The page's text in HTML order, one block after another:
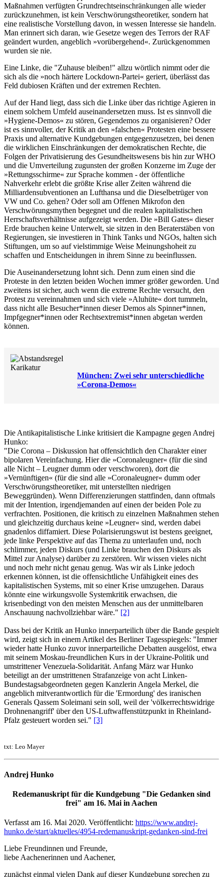
Maßnahmen verfügten Grundrechtseinschränkungen alle wieder
zurückzunehmen, ist kein Verschwörungstheoretiker, sondern hat
eine realistische Vorstellung davon, in wessen Interesse sie handeln.
Man erinnert sich daran, wie Gesetze wegen des Terrors der RAF
geändert wurden, angeblich »vorübergehend«. Zurückgenommen
wurden sie nie.
Eine Linke, die "Zuhause bleiben!" allzu wörtlich nimmt oder die
sich als die »noch härtere Lockdown-Partei« geriert, überlässt das
Feld dubiosen Kräften und der extremen Rechten.
Auf der Hand liegt, dass sich die Linke über das richtige Agieren in
einem solchem Umfeld auseinandersetzen muss. Ist es sinnvoll die
»Hygiene-Demos« zu stören, Gegendemos zu organisieren? Oder
ist es sinnvoller, der Kritik an den »falschen« Protesten eine bessere
Praxis und alternative Kundgebungen entgegenzusetzen, bei denen
die wirklichen Einschränkungen der demokratischen Rechte, die
Folgen der Privatisierung des Gesundheitswesens bis hin zur WHO
und die Umverteilung zugunsten der großen Konzerne im Zuge der
»Rettungsschirme« zur Sprache kommen - der öffentliche
Nahverkehr erlebt die größte Krise aller Zeiten während die
Milliardensubventionen an Lufthansa und die Dieselbetrüger von
VW und Co. gehen? Oder soll am Offenen Mikrofon den
Verschwörungsmythen begegnet und die realen kapitalistischen
Herrschaftsverhältnisse aufgezeigt werden. Die »Bill Gates« dieser
Erde brauchen keine Unterwelt, sie sitzen in den Beraterstäben von
Regierungen, sie investieren in Think Tanks und NGOs, halten sich
Stiftungen, um so auf vielstimmige Weise Meinungshoheit zu
schaffen und Entscheidungen in ihrem Sinne zu beeinflussen.
Die Auseinandersetzung lohnt sich. Denn zum einen sind die
Proteste in den letzten beiden Wochen immer größer geworden. Und
zweitens ist sicher, auch wenn die extreme Rechte versucht, den
Protest zu vereinnahmen und sich viele »Aluhüte« dort tummeln,
dass nicht alle Besucher*innen dieser Demos als Spinner*innen,
Impfgegner*innen oder Rechtsextremist*innen abgetan werden
können.
München: Zwei sehr unterschiedliche
»Corona-Demos«
Die Antikapitalistische Linke kritisiert die Kampagne gegen Andrej
Hunko:
"Die Corona – Diskussion hat offensichtlich den Charakter einer
bipolaren Vereinfachung. Hier die »Coronaleugner« (für die sind
alle Nicht – Leugner dumm oder verschworen), dort die
»Vernünftigen« (für die sind alle »Coronaleugner« dumm oder
Verschwörungstheoretiker, mit unterstellten niedrigen
Beweggründen). Wenn Differenzierungen stattfinden, dann oftmals
mit der Intention, irgendjemanden auf einen der beiden Pole zu
verfrachten. Positionen, die kritisch zu einzelnen Maßnahmen stehen
und gleichzeitig durchaus keine »Leugner« sind, werden dabei
gnadenlos diffamiert. Diese Polarisierungswut ist bestens geeignet,
jede linke Perspektive auf das Thema zu unterlaufen und, noch
schlimmer, jeden Diskurs (und Linke brauchen den Diskurs als
Mittel zur Analyse) darüber zu zerstören. Wir wissen vieles nicht
und noch mehr nicht genau genug. Was wir als Linke jedoch
erkennen können, ist die offensichtliche Unfähigkeit eines des
kapitalistischen Systems, mit so einer Krise umzugehen. Daraus
könnte eine wirkungsvolle Systemkritik erwachsen, die
krisenbedingt von den meisten Menschen aus der unmittelbaren
Anschauung nachvollziehbar wäre." [2]
Dass bei der Kritik an Hunko innerparteilich über die Bande gespielt
wird, zeigt sich in einem Artikel des Berliner Tagesspiegels: "Immer
wieder hatte Hunko zuvor innerparteiliche Debatten ausgelöst, etwa
mit seinem Moskau-freundlichen Kurs in der Ukraine-Politik und
umstrittener Venezuela-Solidarität. Anfang März war Hunko
beteiligt an der umstrittenen Strafanzeige von acht Linken-
Bundestagsabgeordneten gegen Kanzlerin Angela Merkel, die
angeblich mitverantwortlich für die 'Ermordung' des iranischen
Generals Qassem Soleimani sein soll, weil der 'völkerrechtswidrige
Drohnenangriff' über den US-Luftwaffenstützpunkt in Rheinland-
Pfalz gesteuert worden sei." [3]
txt: Leo Mayer
Andrej Hunko
Redemanuskript für die Kundgebung "Die Gedanken sind
frei" am 16. Mai in Aachen
Verfasst am 16. Mai 2020. Veröffentlicht: https://www.andrej-
hunko.de/start/aktuelles/4954-redemanuskript-gedanken-sind-frei
Liebe Freundinnen und Freunde,
liebe Aachenerinnen und Aachener,
zunächst einmal vielen Dank auf dieser Kundgebung sprechen zu